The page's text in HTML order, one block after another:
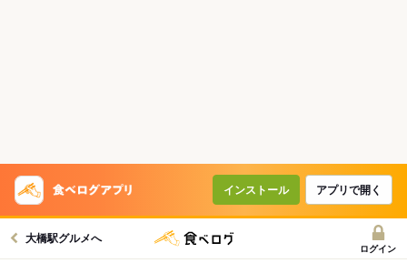
インストール アプリで開く
大橋駅グルメへ
ログイン